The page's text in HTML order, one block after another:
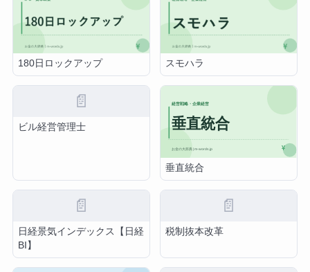
180日ロックアップ スモハラ
📄
ビル経営管理士
垂直統合
📄
日経景気インデックス【日経
BI】
📄
税制抜本改革